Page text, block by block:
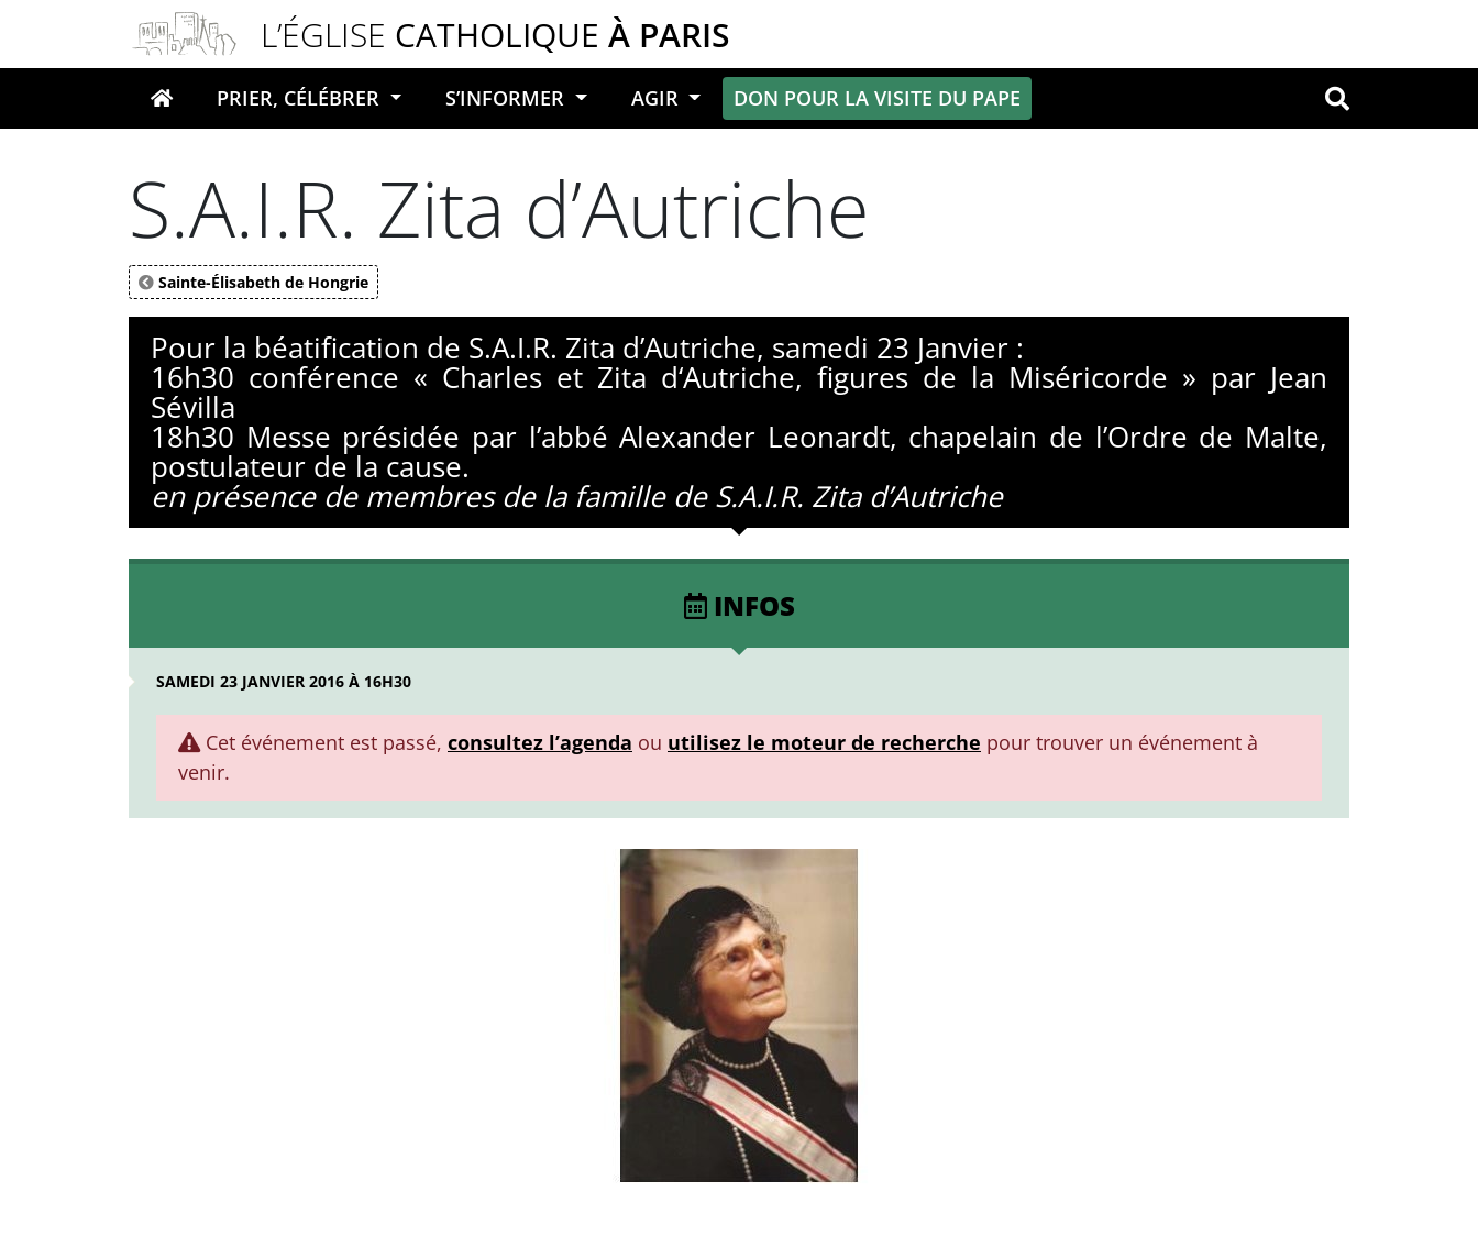
L’ÉGLISE CATHOLIQUE À PARIS
Votre recherche OK
PRIER, CÉLÉBRER S’INFORMER AGIR DON POUR LA VISITE DU PAPE
S.A.I.R. Zita d’Autriche
Sainte-Élisabeth de Hongrie
Pour la béatification de S.A.I.R. Zita d’Autriche, samedi 23 Janvier :
16h30 conférence « Charles et Zita d‘Autriche, figures de la Miséricorde » par Jean
Sévilla
18h30 Messe présidée par l’abbé Alexander Leonardt, chapelain de l’Ordre de Malte,
postulateur de la cause.
en présence de membres de la famille de S.A.I.R. Zita d’Autriche
INFOS
SAMEDI 23 JANVIER 2016 À 16H30
Cet événement est passé, consultez l’agenda ou utilisez le moteur de recherche pour trouver un événement à
venir.
Panneau de gestion des cookies